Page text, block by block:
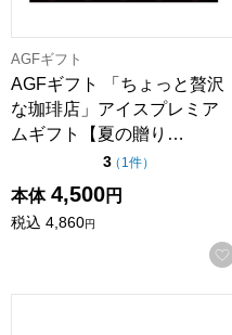
AGFギフト
AGFギフト 「ちょっと贅沢
な珈琲店」アイスプレミア
ムギフト【夏の贈り…
3点（5点満点中）
（ 1件の評価
）
本体 4,500円
税込 4,860円